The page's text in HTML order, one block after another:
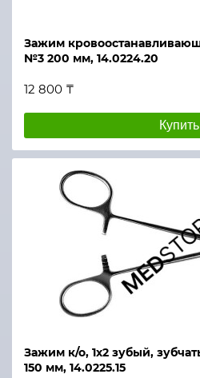
Зажим
№3 200 мм, 14.0224.20
12 800 ₸
Купить
Зажим к/о, 1х2 зубый,
150 мм, 14.0225.15